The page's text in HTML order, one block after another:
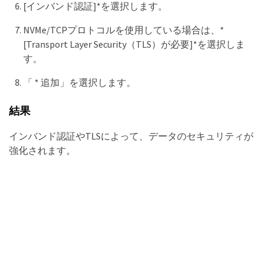
[インバンド認証]*を選択します。
NVMe/TCPプロトコルを使用している場合は、*
[Transport Layer Security（TLS）が必要]*を選択しま
す。
「 * 追加」を選択します。
結果
インバンド認証やTLSによって、データのセキュリティが
強化されます。